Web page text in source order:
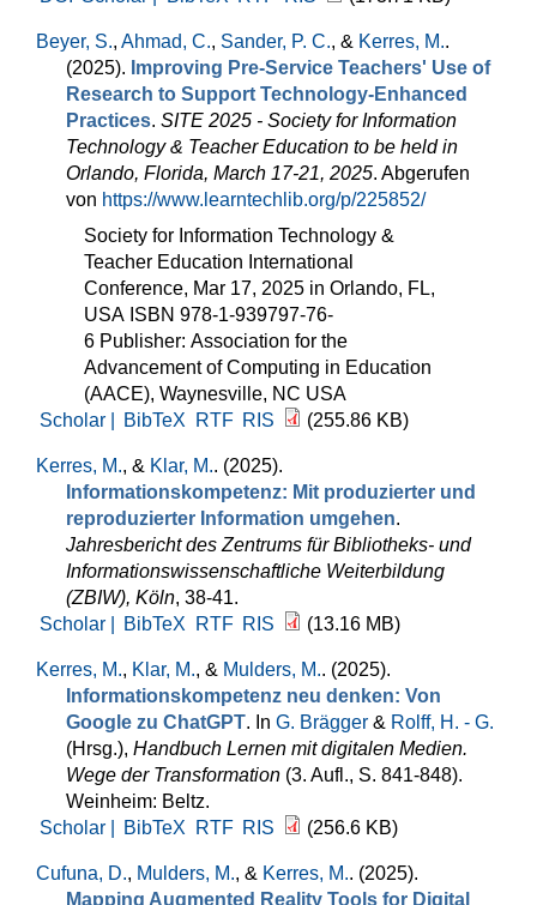
Beyer, S., Ahmad, C., Sander, P. C., & Kerres, M..
(2025). Improving Pre-Service Teachers' Use of
Research to Support Technology-Enhanced
Practices. SITE 2025 - Society for Information
Technology & Teacher Education to be held in
Orlando, Florida, March 17-21, 2025. Abgerufen
von https://www.learntechlib.org/p/225852/
Society for Information Technology &
Teacher Education International
Conference, Mar 17, 2025 in Orlando, FL,
USA ISBN 978-1-939797-76-
6 Publisher: Association for the
Advancement of Computing in Education
(AACE), Waynesville, NC USA
Scholar |
BibTeX RTF RIS (255.86 KB)
Kerres, M., & Klar, M.. (2025).
Informationskompetenz: Mit produzierter und
reproduzierter Information umgehen.
Jahresbericht des Zentrums für Bibliotheks- und
Informationswissenschaftliche Weiterbildung
(ZBIW), Köln, 38-41.
Scholar |
BibTeX RTF RIS (13.16 MB)
Kerres, M., Klar, M., & Mulders, M.. (2025).
Informationskompetenz neu denken: Von
Google zu ChatGPT. In G. Brägger & Rolff, H. - G.
(Hrsg.), Handbuch Lernen mit digitalen Medien.
Wege der Transformation (3. Aufl., S. 841-848).
Weinheim: Beltz.
Scholar |
BibTeX RTF RIS (256.6 KB)
Cufuna, D., Mulders, M., & Kerres, M.. (2025).
Mapping Augmented Reality Tools for Digital